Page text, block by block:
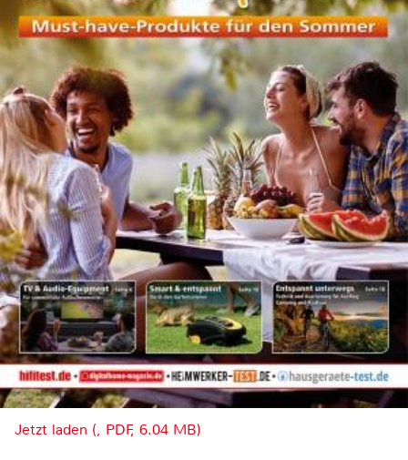
Jetzt laden (, PDF, 6.04 MB)